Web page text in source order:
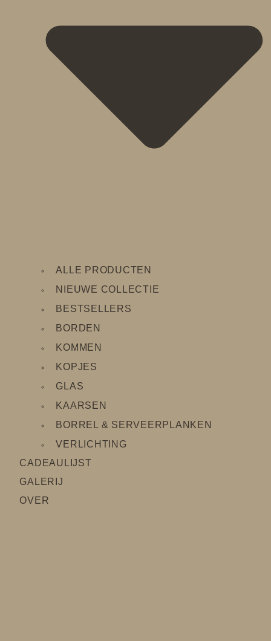
ALLE PRODUCTEN
NIEUWE COLLECTIE
BESTSELLERS
BORDEN
KOMMEN
KOPJES
GLAS
KAARSEN
BORREL & SERVEERPLANKEN
VERLICHTING
CADEAULIJST
GALERIJ
OVER